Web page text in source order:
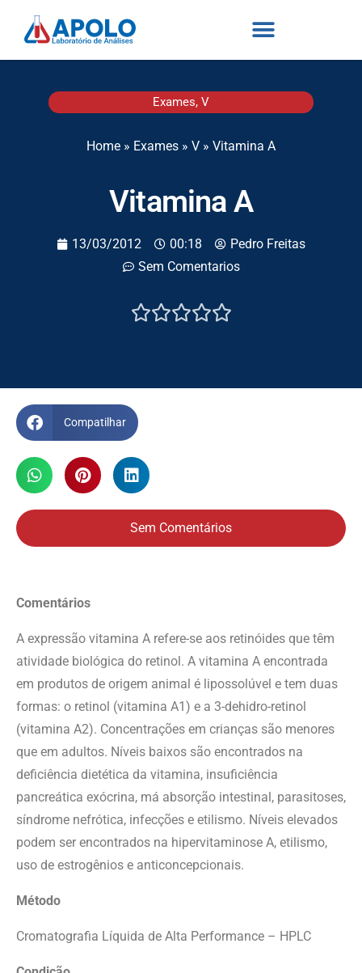
Exames, V
Home » Exames » V » Vitamina A
Vitamina A
13/03/2012 00:18
Pedro Freitas
Sem Comentarios

Compatilhar
Sem Comentários
Comentários
A expressão vitamina A refere-se aos retinóides que têm
atividade biológica do retinol. A vitamina A encontrada
em produtos de origem animal é lipossolúvel e tem duas
formas: o retinol (vitamina A1) e a 3-dehidro-retinol
(vitamina A2). Concentrações em crianças são menores
que em adultos. Níveis baixos são encontrados na
deficiência dietética da vitamina, insuficiência
pancreática exócrina, má absorção intestinal, parasitoses,
síndrome nefrótica, infecções e etilismo. Níveis elevados
podem ser encontrados na hipervitaminose A, etilismo,
uso de estrogênios e anticoncepcionais.
Método
Cromatografia Líquida de Alta Performance – HPLC